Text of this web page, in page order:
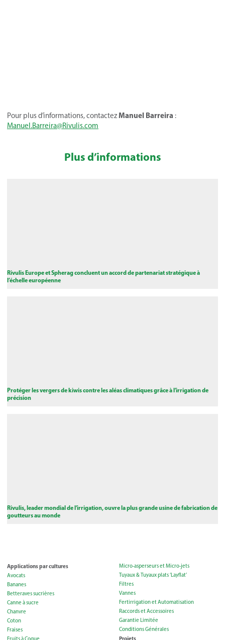
Pour plus d’informations, contactezManuel Barreira :
Manuel.Barreira@Rivulis.com
Plus d’informations
Rivulis Europe et Spherag concluent un accord de partenariat stratégique à
l’échelle européenne
Protéger les vergers de kiwis contre les aléas climatiques grâce à l’irrigation de
précision
Rivulis, leader mondial de l’irrigation, ouvre la plus grande usine de fabrication de
goutteurs au monde
Applications par cultures
Avocats
Bananes
Betteraves sucrières
Canne à sucre
Chanvre
Coton
Fraises
Micro-asperseurs et Micro-jets
Tuyaux & Tuyaux plats ‘Layflat’
Filtres
Vannes
Fertirrigation et Automatisation
Raccords et Accessoires
Garantie Limitée
Conditions Générales